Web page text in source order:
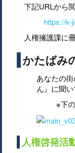
下記URLから
https://k-
人権擁護課に
かたばみ
あなたの
ん』に聞
※下
人権啓発